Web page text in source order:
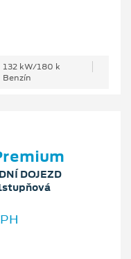
132 kW/180 k
Benzín
DOJEZD